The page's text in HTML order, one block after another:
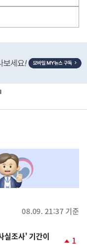
08.09. 21:37 기준
실조사' 기간이
1